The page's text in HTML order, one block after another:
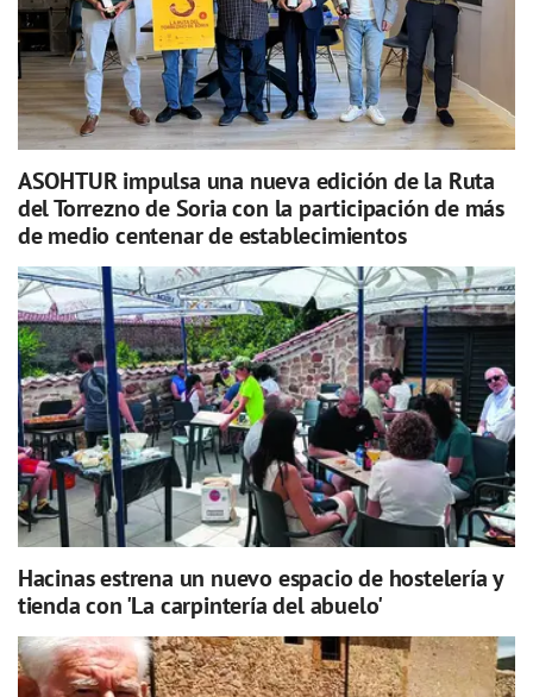
ASOHTUR impulsa una nueva edición de la Ruta
del Torrezno de Soria con la participación de más
de medio centenar de establecimientos
Hacinas estrena un nuevo espacio de hostelería y
tienda con 'La carpintería del abuelo'